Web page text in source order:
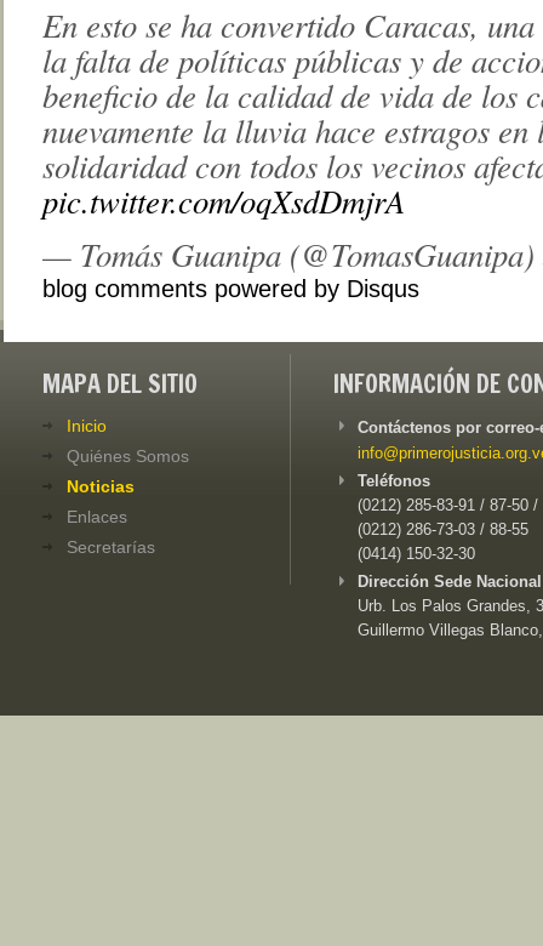
En esto se ha convertido Caracas,
la falta de políticas públicas y de
beneficio de la calidad de vida de los
nuevamente la lluvia hace estragos
solidaridad con todos los vecinos
pic.twitter.com/oqXsdDmjrA
— Tomás Guanipa (@TomasGuanipa)
blog comments powered by Disqus
MAPA DEL SITIO
Inicio
Quiénes Somos
Noticias
Enlaces
Secretarías
INFORMACIÓN DE
Contáctenos por
Teléfonos
(0212) 285-83-91 / 87-50 /
(0212) 286-73-03 / 88-55
(0414) 150-32-30
Dirección Sede
Urb. Los Palos Grandes,
Guillermo Villegas